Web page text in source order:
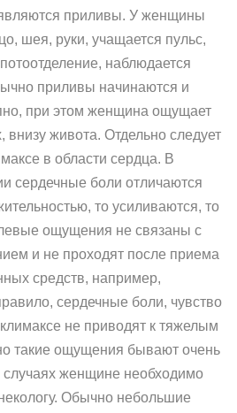
приливы. У женщины
шея, руки, учащается пульс,
наблюдается
приливы начинаются и
при этом женщина ощущает
внизу живота. Отдельно следует
в области сердца. В
сердечные боли отличаются
то усиливаются, то
ощущения не связаны с
и не проходят после приема
средств, например,
сердечные боли, чувство
не приводят к тяжелым
такие ощущения бывают очень
женщине необходимо
Обычно небольшие